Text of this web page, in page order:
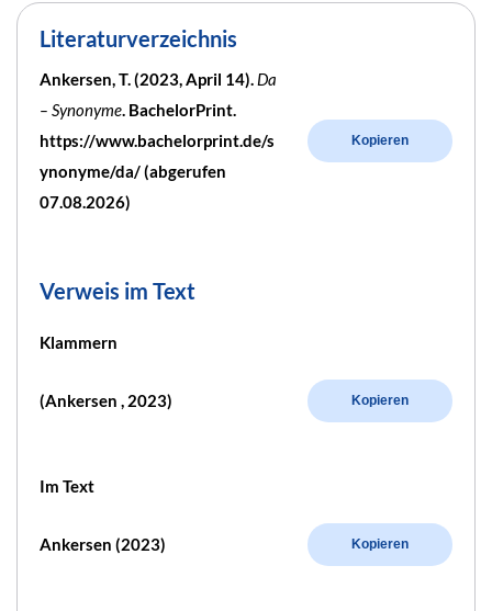
Literaturverzeichnis
Ankersen, T. (2023, April 14). Da
– Synonyme. BachelorPrint.
https://www.bachelorprint.de/s
ynonyme/da/ (abgerufen
07.08.2026)
Kopieren
Verweis im Text
Klammern
(Ankersen , 2023) Kopieren
Im Text
Ankersen (2023) Kopieren